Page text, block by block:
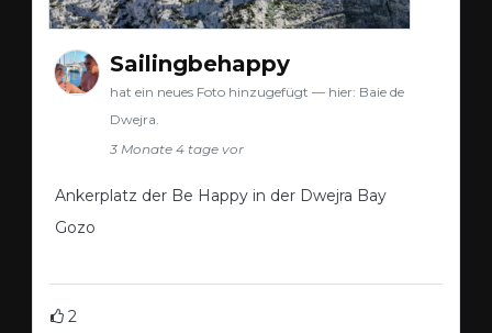
Sailingbehappy
hat ein neues Foto hinzugefügt — hier: Baie de
Dwejra.
3 Monate 4 tage vor
Ankerplatz der Be Happy in der Dwejra Bay
Gozo
2